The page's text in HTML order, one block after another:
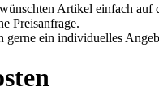
Artikel einfach auf
Preisanfrage.
gerne ein individuelles